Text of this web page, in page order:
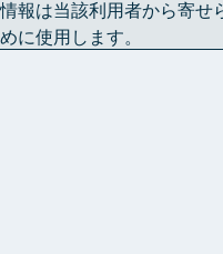
報は当該利用者から寄
に使用します。